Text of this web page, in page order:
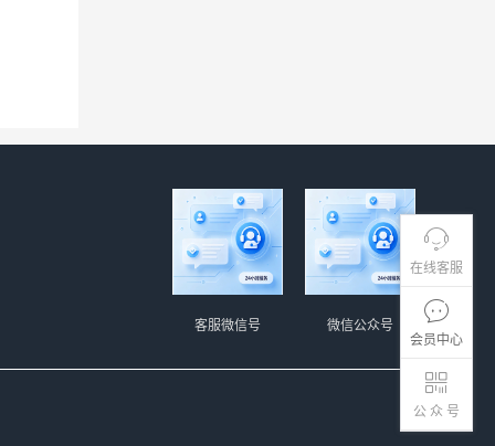
在线客服
会员中心
公 众 号
微信公众号
客服微信号